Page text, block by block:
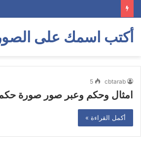
أكتب اسمك على
cbtarab
5
امثال وحكم وعبر صور صورة
أكمل القراءة »